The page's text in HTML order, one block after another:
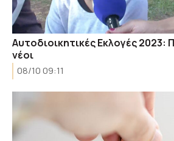
Αυτοδιοικητικές Εκλογές 2023:
νέοι
08/10 09:11